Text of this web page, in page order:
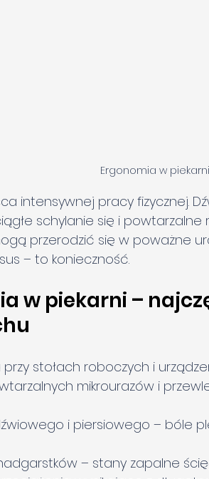
Ergonomia w piekarni
intensywnej pracy fizycznej.
schylanie się i
przerodzić się w poważne
– to konieczność.
w piekarni –
stołach roboczych i
mikrourazów i
i piersiowego – bóle
– stany zapalne